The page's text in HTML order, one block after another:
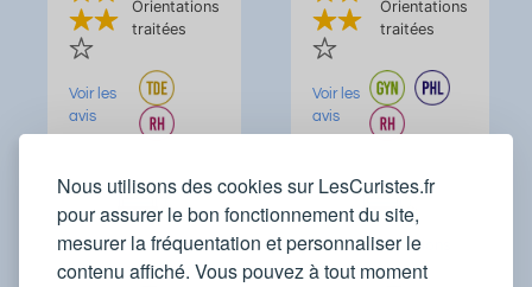
Nous utilisons des cookies sur LesCuristes.fr
pour assurer le bon fonctionnement du site,
mesurer la fréquentation et personnaliser le
contenu affiché. Vous pouvez à tout moment
Orientations
traitées
Voir les
avis
Voir les locations
Orientations
traitées
Voir les
avis
Voir les locations